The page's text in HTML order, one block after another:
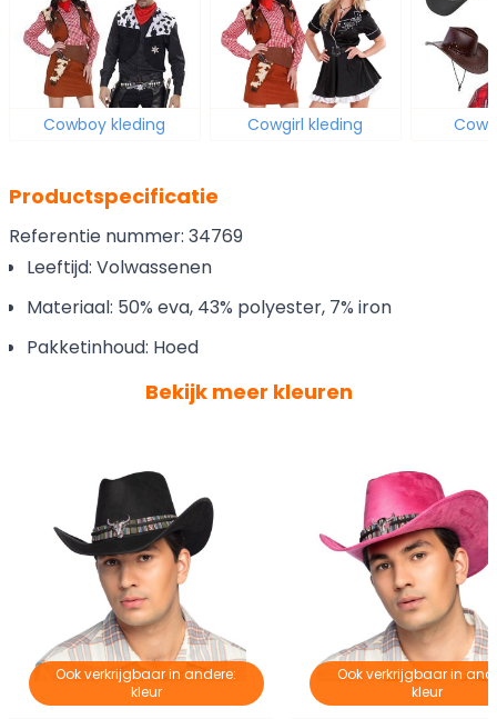
Cowboy kleding Cowgirl kleding
Productspecificatie
Referentie nummer: 34769
Leeftijd: Volwassenen
Materiaal: 50% eva, 43% polyester, 7% iron
Pakketinhoud: Hoed
Bekijk meer kleuren
Ook verkrijgbaar in andere:
kleur
Ook verkrijgbaar in
kleur